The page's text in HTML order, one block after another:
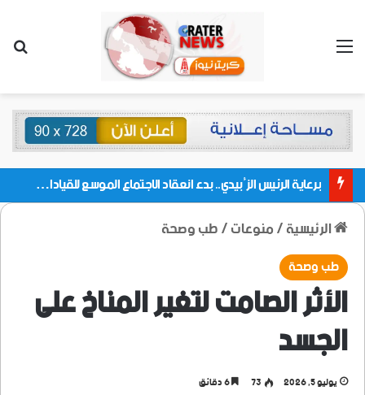
القائمة
برعاية الرئيس الزُبيدي.. بدء انعقاد الاجتماع الموسع للقيادات المحلية بالعاصمة ولمديريات وكتل مجلس العموم ومنسقيات الجامعة بالعاصمة عدن
الرئيسية/منوعات/طب وصحة
طب وصحة
الأثر الصامت لتغير المناخ على
الجسد
يوليو 5, 2026 73